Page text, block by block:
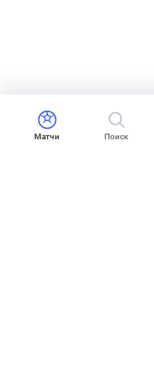
Матчи Поиск